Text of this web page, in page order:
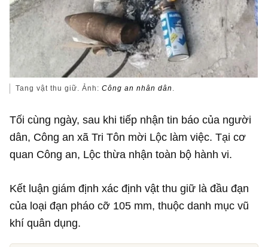
Tang vật thu giữ. Ảnh:Công an nhân dân .
Tối cùng ngày, sau khi tiếp nhận tin báo của người
dân, Công an xã Tri Tôn mời Lộc làm việc. Tại cơ
quan Công an, Lộc thừa nhận toàn bộ hành vi.
Kết luận giám định xác định vật thu giữ là đầu đạn
của loại đạn pháo cỡ 105 mm, thuộc danh mục vũ
khí quân dụng.